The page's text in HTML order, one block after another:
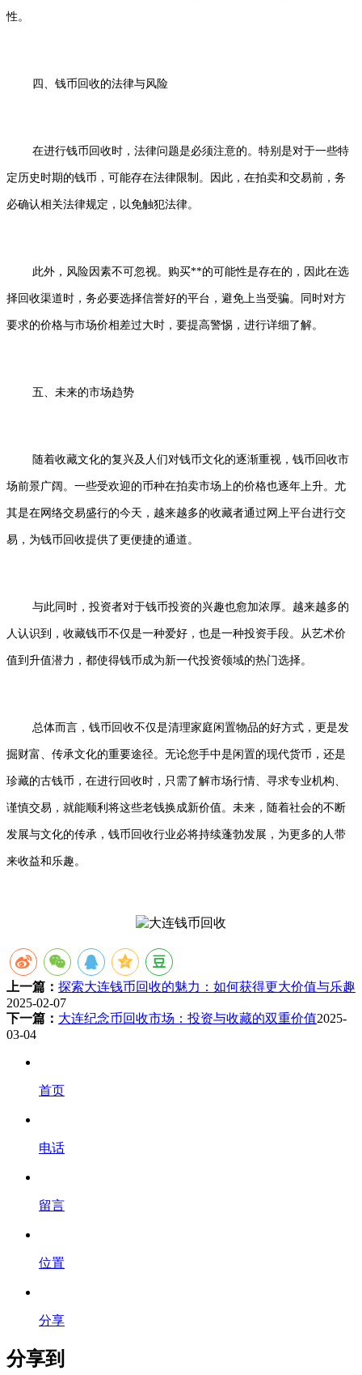
性。
四、钱币回收的法律与风险
在进行钱币回收时，法律问题是必须注意的。特别是对于一些特
定历史时期的钱币，可能存在法律限制。因此，在拍卖和交易前，务
必确认相关法律规定，以免触犯法律。
此外，风险因素不可忽视。购买**的可能性是存在的，因此在选
择回收渠道时，务必要选择信誉好的平台，避免上当受骗。同时对方
要求的价格与市场价相差过大时，要提高警惕，进行详细了解。
五、未来的市场趋势
随着收藏文化的复兴及人们对钱币文化的逐渐重视，钱币回收市
场前景广阔。一些受欢迎的币种在拍卖市场上的价格也逐年上升。尤
其是在网络交易盛行的今天，越来越多的收藏者通过网上平台进行交
易，为钱币回收提供了更便捷的通道。
与此同时，投资者对于钱币投资的兴趣也愈加浓厚。越来越多的
人认识到，收藏钱币不仅是一种爱好，也是一种投资手段。从艺术价
值到升值潜力，都使得钱币成为新一代投资领域的热门选择。
总体而言，钱币回收不仅是清理家庭闲置物品的好方式，更是发
掘财富、传承文化的重要途径。无论您手中是闲置的现代货币，还是
珍藏的古钱币，在进行回收时，只需了解市场行情、寻求专业机构、
谨慎交易，就能顺利将这些老钱换成新价值。未来，随着社会的不断
发展与文化的传承，钱币回收行业必将持续蓬勃发展，为更多的人带
来收益和乐趣。
上一篇： 探索大连钱币回收的魅力：如何获得更大价值与乐趣
2025-02-07
下一篇： 大连纪念币回收市场：投资与收藏的双重价值2025-
03-04
首页
电话
留言
位置
分享
分享到